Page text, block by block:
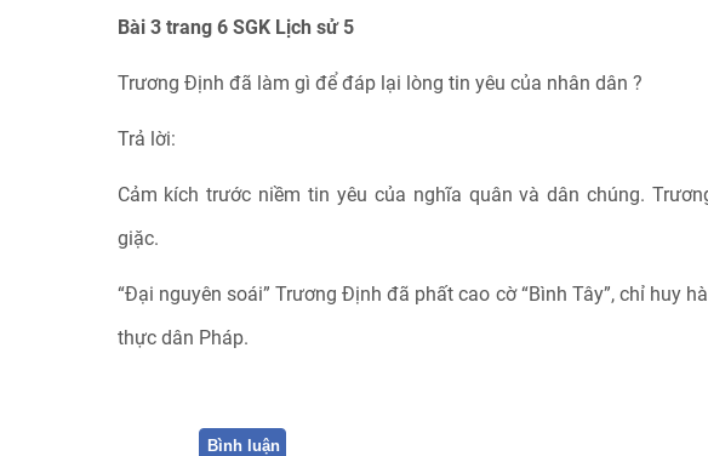
Bài 3 trang 6 SGK Lịch sử 5
Trương Định đã làm gì để đáp lại lòng tin yêu của nhân dân ?
Trả lời:
Cảm kích trước niềm tin yêu của nghĩa quân và dân chúng.
giặc.
“Đại nguyên soái” Trương Định đã phất cao cờ “Bình Tây”, chỉ huy
thực dân Pháp.
Bình luận